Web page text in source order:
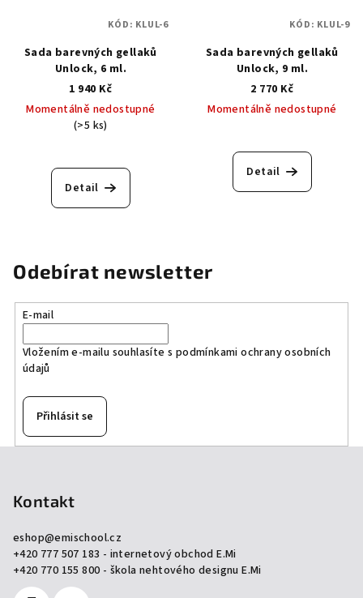
Sada barevných gellaků
Unlock, 6 ml.
1 940 Kč
Momentálně nedostupné
(>5 ks)
Detail
KÓD: KLUL-6
Sada barevných gellaků
Unlock, 9 ml.
2 770 Kč
Momentálně nedostupné
Detail
KÓD: KLUL-9
Odebírat newsletter
E-mail
Vložením e-mailu souhlasíte s podmínkami ochrany osobních
údajů
Přihlásit se
Kontakt
eshop@emischool.cz
+420 777 507 183 - internetový obchod E.Mi
+420 770 155 800 - škola nehtového designu E.Mi